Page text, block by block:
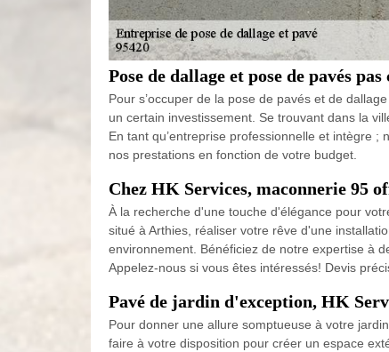
Pose de dallage et pose de pavés
Pour s’occuper de la pose de pavés et de
un certain investissement. Se trouvant dans la
En tant qu’entreprise professionnelle et intègre
nos prestations en fonction de votre budget.
Chez HK Services, maconnerie 95
À la recherche d'une touche d'élégance pour
situé à Arthies, réaliser votre rêve d'une
environnement. Bénéficiez de notre expertise à
Appelez-nous si vous êtes intéressés! Devis
Pavé de jardin d'exception, HK
Pour donner une allure somptueuse à votre
faire à votre disposition pour créer un espace